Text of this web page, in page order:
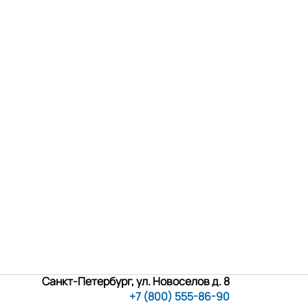
Санкт-Петербург, ул. Новоселов д. 8
+7 (800) 555-86-90